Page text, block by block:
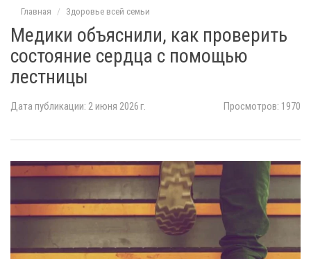
Главная Здоровье всей семьи
Медики объяснили, как проверить
состояние сердца с помощью
лестницы
Дата публикации: 2 июня 2026 г. Просмотров: 1970